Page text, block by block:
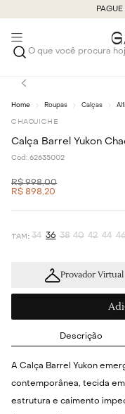
O que você
Roupas Calças
CHAOUICHE
Calça Barrel Yukon
Cod: 62635002
R$ 998,00
R$ 898,20
34 36 38 40 42 44
Provador Virtual
Descrição
A Calça Barrel Yukon
contemporânea, tecida
estrutura e caimento